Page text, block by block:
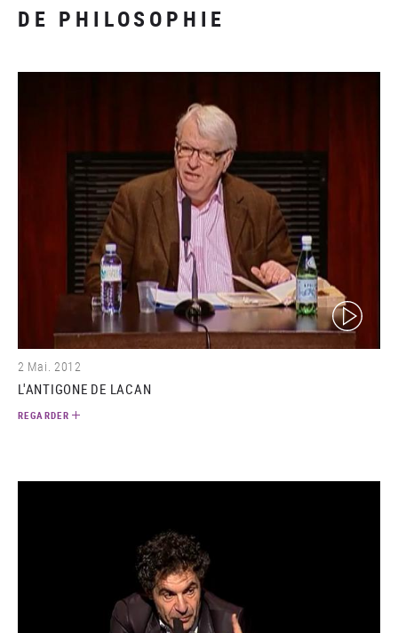
DE PHILOSOPHIE
(video)
2 Mai. 2012
L'ANTIGONE DE LACAN
REGARDER